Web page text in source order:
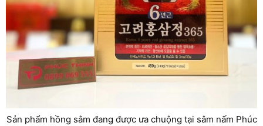
Sản phẩm hồng sâm đang được ưa chuộng tại sâm nấm Phúc